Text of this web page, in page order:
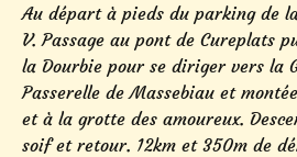
Au départ à pieds du parking de
V. Passage au pont de Cureplats
la Dourbie pour se diriger vers la
Passerelle de Massebiau et
et à la grotte des amoureux.
soif et retour. 12km et 350m de